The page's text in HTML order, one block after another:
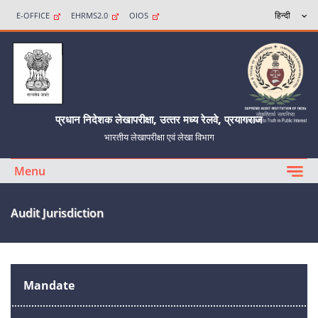
E-OFFICE EHRMS2.0 OIOS
प्रधान निदेशक लेखापरीक्षा, उत्‍तर मध्‍य रेलवे, प्रयागराज
भारतीय लेखापरीक्षा एवं लेखा विभाग
Menu
Audit Jurisdiction
Mandate